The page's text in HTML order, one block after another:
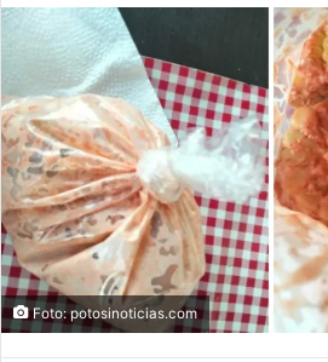
Foto: potosinoticias.com